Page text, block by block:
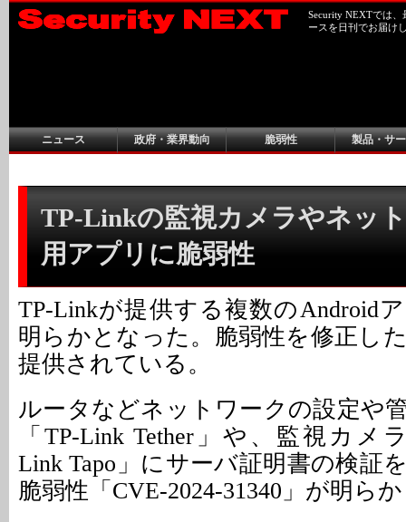
Security NEXTでは
ースを日刊でお届け
ニュース 政府・業界動向 脆弱性 製品・サ
TP-Linkの監視カメラやネッ
用アプリに脆弱性
TP-Linkが提供する複数のAndroid
明らかとなった。脆弱性を修正し
提供されている。
ルータなどネットワークの設定や
「TP-Link Tether」や、監視カメ
Link Tapo」にサーバ証明書の検証
脆弱性「CVE-2024-31340」が明ら